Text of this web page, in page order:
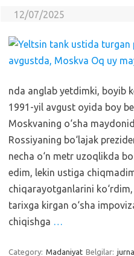
12/07/2025
nda anglab yetdimki, boyib
1991-yil avgust oyida boy
Moskvaning o‘sha
Rossiyaning bo‘lajak
necha o‘n metr uzoqlikda
edim, lekin ustiga
chiqarayotganlarini
tarixga kirgan o‘sha
chiqishga …
Category: Madaniyat Belgilar: